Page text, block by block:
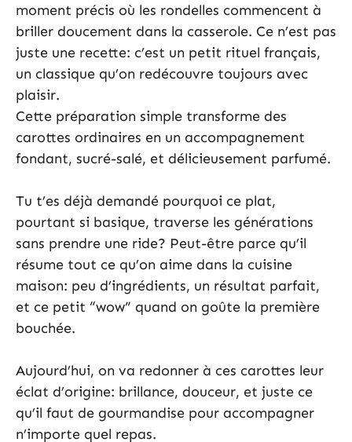
moment précis où les rondelles commencent à
briller doucement dans la casserole. Ce n’est pas
juste une recette: c’est un petit rituel français,
un classique qu’on redécouvre toujours avec
plaisir.
Cette préparation simple transforme des
carottes ordinaires en un accompagnement
fondant, sucré-salé, et délicieusement parfumé.
Tu t’es déjà demandé pourquoi ce plat,
pourtant si basique, traverse les générations
sans prendre une ride? Peut-être parce qu’il
résume tout ce qu’on aime dans la cuisine
maison: peu d’ingrédients, un résultat parfait,
et ce petit “wow” quand on goûte la première
bouchée.
Aujourd’hui, on va redonner à ces carottes leur
éclat d’origine: brillance, douceur, et juste ce
qu’il faut de gourmandise pour accompagner
n’importe quel repas.